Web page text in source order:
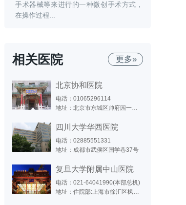
手术器械等来进行的一种微创手术方式，
在操作过程...
相关医院 更多»
北京协和医院
电话：01065296114
地址：北京市东城区帅府园一号（东院）；北京市西城区大木仓胡同41号（西院）
四川大学华西医院
电话：02885551331
地址：成都市武侯区国学巷37号
复旦大学附属中山医院
电话：021-64041990(本部总机)
地址：住院部:上海市徐汇区枫林路180号;东院:上海市徐汇区斜土路的1609号;西院:上海市徐汇区医学院路111号;特需门诊、生殖医学中心(15号楼):上海市小木桥路260号